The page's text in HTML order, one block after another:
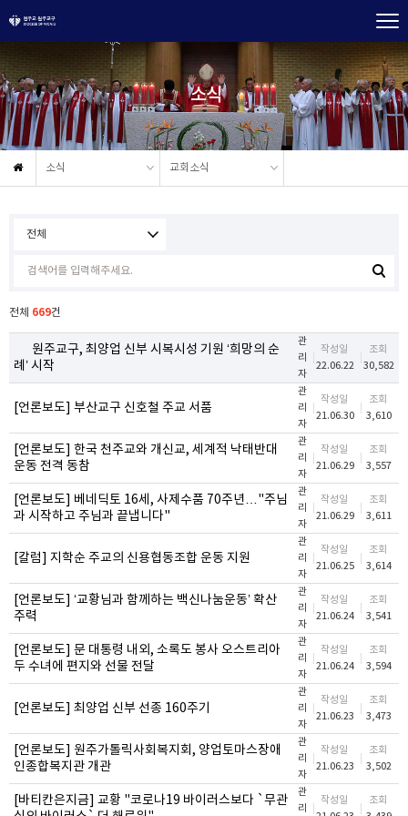
소식
소식 교회소식
전체 669건
원주교구, 최양업 신부 시복시성 기원 ‘희망의 순
례’ 시작
관
리
자
작성일
22.06.22
조회
30,582
[언론보도] 부산교구 신호철 주교 서품
관
리
자
작성일
21.06.30
조회
3,610
[언론보도] 한국 천주교와 개신교, 세계적 낙태반대
운동 전격 동참
관
리
자
작성일
21.06.29
조회
3,557
[언론보도] 베네딕토 16세, 사제수품 70주년…"주님
과 시작하고 주님과 끝냅니다"
관
리
자
작성일
21.06.29
조회
3,611
[칼럼] 지학순 주교의 신용협동조합 운동 지원
관
리
자
작성일
21.06.25
조회
3,614
[언론보도] ‘교황님과 함께하는 백신나눔운동’ 확산
주력
관
리
자
작성일
21.06.24
조회
3,541
[언론보도] 문 대통령 내외, 소록도 봉사 오스트리아
두 수녀에 편지와 선물 전달
관
리
자
작성일
21.06.24
조회
3,594
[언론보도] 최양업 신부 선종 160주기
관
리
자
작성일
21.06.23
조회
3,473
[언론보도] 원주가톨릭사회복지회, 양업토마스장애
인종합복지관 개관
관
리
자
작성일
21.06.23
조회
3,502
[바티칸은지금] 교황 "코로나19 바이러스보다 `무관
관
리
작성일
조회